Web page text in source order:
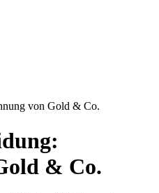
von Gold & Co.
& Co.